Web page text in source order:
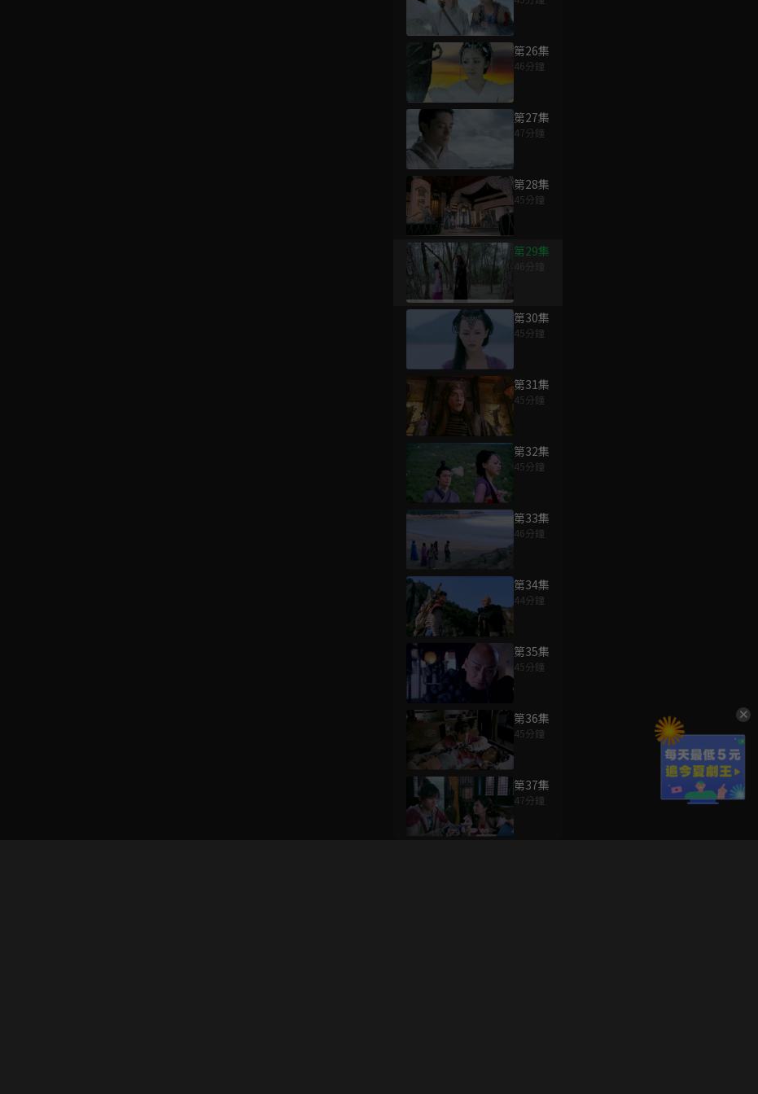
第26集
46分鐘
第27集
47分鐘
第28集
45分鐘
第29集
第30集
45分鐘
第31集
45分鐘
第32集
45分鐘
第33集
46分鐘
第34集
44分鐘
第35集
45分鐘
第36集
45分鐘
第37集
47分鐘